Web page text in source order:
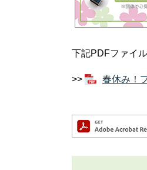
下記PDFファイ
>> 春休み！